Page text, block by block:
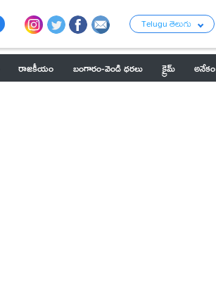
Telugu తెలుగు
రాజకీయం బంగారం-వెండి ధరలు క్రైమ్
అనేకం